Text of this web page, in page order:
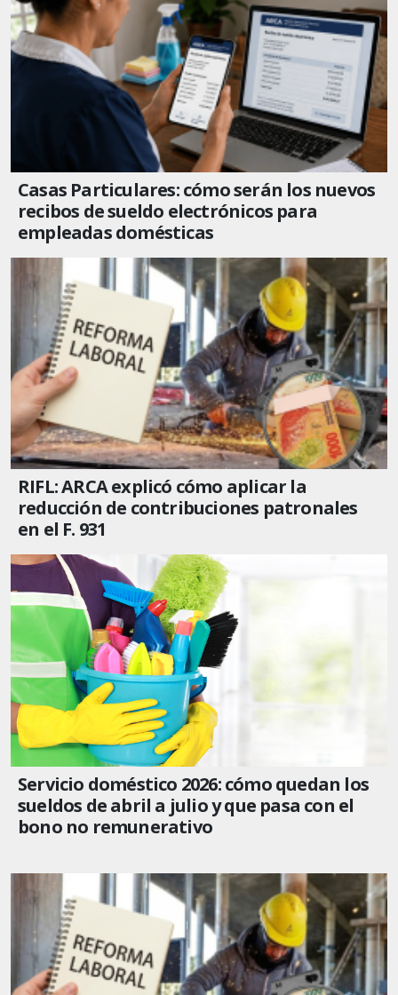
Casas Particulares: cómo serán los nuevos
recibos de sueldo electrónicos para
empleadas domésticas
RIFL: ARCA explicó cómo aplicar la
reducción de contribuciones patronales
en el F. 931
Servicio doméstico 2026: cómo quedan los
sueldos de abril a julio y que pasa con el
bono no remunerativo